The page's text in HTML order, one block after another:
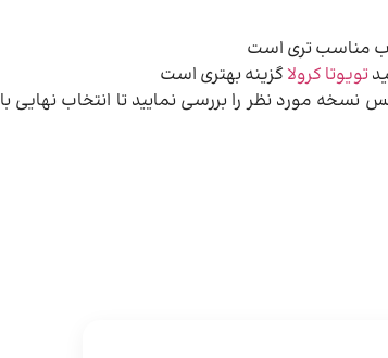
مناسب تری است
تویوتا کرولا گزینه بهتری است
مورد نظر را بررسی نمایید تا انتخاب نهایی با